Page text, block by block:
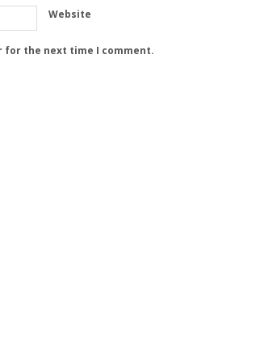
Website
for the next time I comment.